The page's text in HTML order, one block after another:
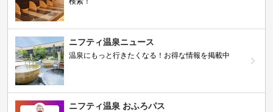
ニフティ温泉ニュース
温泉にもっと行きたくなる！お得な情報を掲載中
ニフティ温泉 おふろパス